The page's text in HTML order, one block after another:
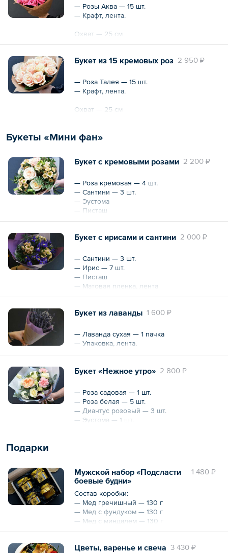
— Розы Аква — 15 шт.
— Крафт, лента.
Охват — 25 см
Высота — 30 см
2 950 ₽
Букет из 15 кремовых роз
— Роза Талея — 15 шт.
— Крафт, лента.
Охват — 25 см
Букеты «Мини фан»
2 200 ₽
Букет с кремовыми розами
— Роза кремовая — 4 шт.
— Сантини — 3 шт.
— Эустома
— Писташ
— Матовая пленка/вощеная бумага, лента
Охват — 27 см 2 000 ₽
Букет с ирисами и сантини
— Сантини — 3 шт.
— Ирис — 7 шт.
— Писташ
— Матовая пленка, лента
1 600 ₽
Букет из лаванды
— Лаванда сухая — 1 пачка
— Упаковка, лента.
2 800 ₽
Букет «Нежное утро»
— Роза садовая — 1 шт.
— Роза белая — 5 шт.
— Диантус розовый — 3 шт.
— Эустома — 1 шт.
Подарки
1 480 ₽
Мужской набор «Подсласти
боевые будни»
Состав коробки:
— Мед гречишный — 130 г
— Мед с фундуком — 130 г
— Мед с миндалем — 130 г
— Мед с сотами — 130 г
3 430 ₽
Цветы, варенье и свеча